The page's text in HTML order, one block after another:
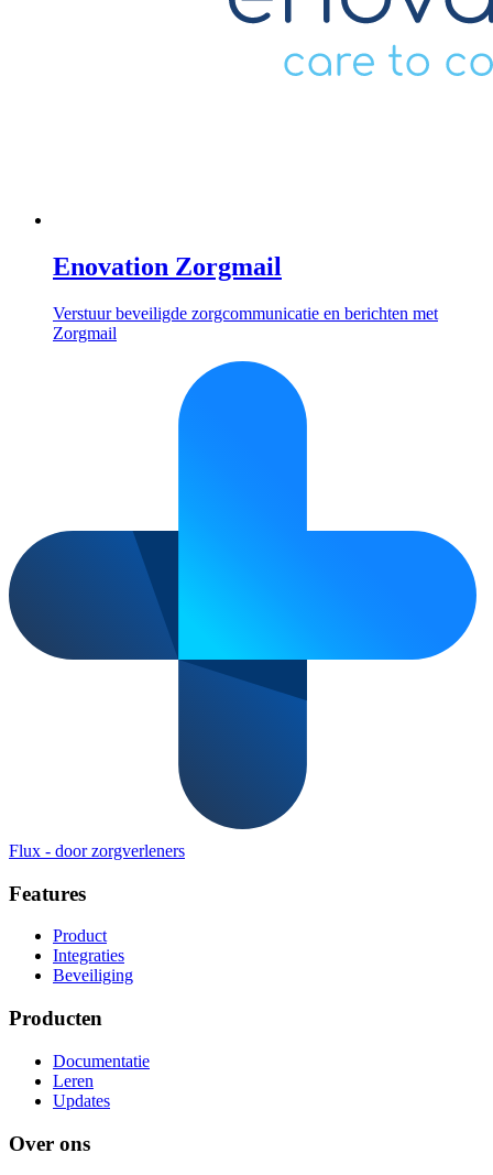
Enovation Zorgmail
Verstuur beveiligde zorgcommunicatie en berichten met
Zorgmail
Flux - door zorgverleners
Features
Product
Integraties
Beveiliging
Producten
Documentatie
Leren
Updates
Over ons